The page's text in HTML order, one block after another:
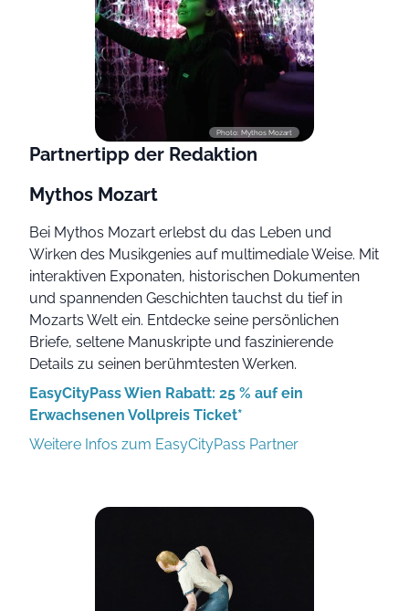
Photo: Mythos Mozart
Partnertipp der Redaktion
Mythos Mozart
Bei Mythos Mozart erlebst du das Leben und
Wirken des Musikgenies auf multimediale Weise. Mit
interaktiven Exponaten, historischen Dokumenten
und spannenden Geschichten tauchst du tief in
Mozarts Welt ein. Entdecke seine persönlichen
Briefe, seltene Manuskripte und faszinierende
Details zu seinen berühmtesten Werken.
EasyCityPass Wien Rabatt: 25 % auf ein
Erwachsenen Vollpreis Ticket*
Weitere Infos zum EasyCityPass Partner